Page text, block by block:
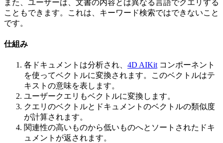
また、ユーザーは、文書の内容とは異なる言語でクエリする
こともできます。これは、キーワード検索ではできないこと
です。
仕組み
各ドキュメントは分析され、 4D AIKit コンポーネント
を使ってベクトルに変換されます。このベクトルはテ
キストの意味を表します。
ユーザークエリもベクトルに変換します。
クエリのベクトルとドキュメントのベクトルの類似度
が計算されます。
関連性の高いものから低いものへとソートされたドキ
ュメントが返されます。